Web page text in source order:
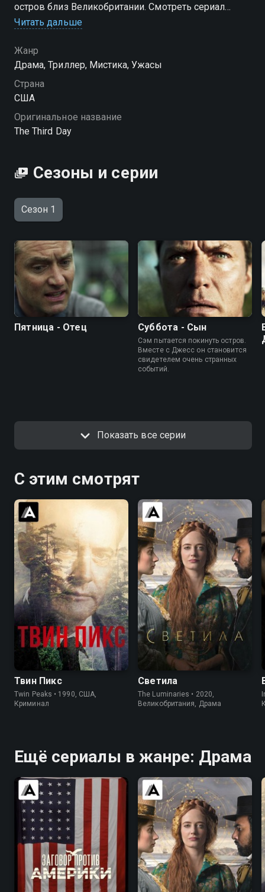
остров близ Великобритании. Смотреть сериал
«Третий день» онлайн в хорошем качестве вы
Читать дальше
Жанр
Драма, Триллер, Мистика, Ужасы
Страна
США
Оригинальное название
The Third Day
Сезоны и серии
Сезон 1
Пятница - Отец Суббота - Сын
Сэм пытается покинуть остров.
Вместе с Джесс он становится
свидетелем очень странных
событий.
Показать все серии
С этим смотрят
8.4 8.7
Твин Пикс
Twin Peaks • 1990, США,
Криминал
7.0 6.4
Светила
The Luminaries • 2020,
Великобритания, Драма
Ещё сериалы в жанре: Драма